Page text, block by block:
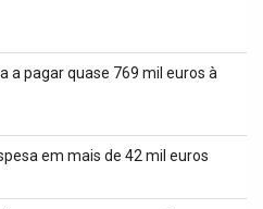
a pagar quase 769 mil euros à
em mais de 42 mil euros